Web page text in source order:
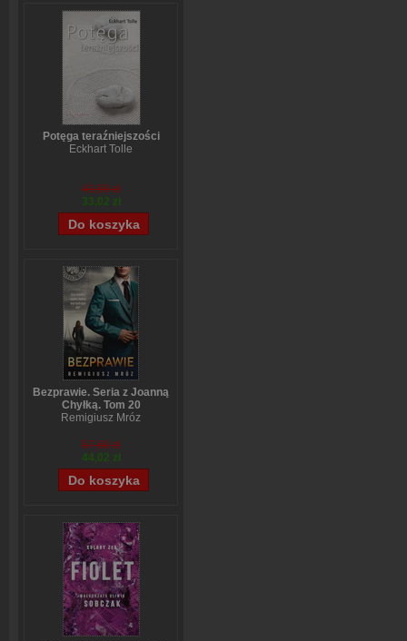
Potęga teraźniejszości
Eckhart Tolle
43,69 zł
33,02 zł
Bezprawie. Seria z Joanną
Chyłką. Tom 20
Remigiusz Mróz
57,60 zł
44,02 zł